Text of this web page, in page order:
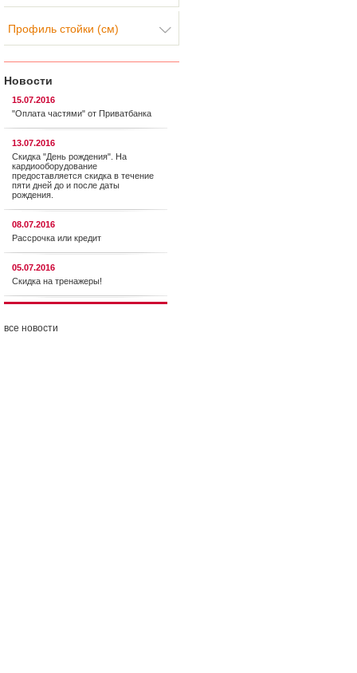
Профиль стойки (см)
Новости
15.07.2016
"Оплата частями" от Приватбанка
13.07.2016
Скидка "День рождения". На
кардиооборудование
предоставляется cкидка в течение
пяти дней до и после даты
рождения.
08.07.2016
Рассрочка или кредит
05.07.2016
Скидка на тренажеры!
все новости